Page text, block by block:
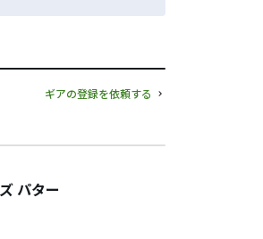
ギアの登録を依頼する
パター